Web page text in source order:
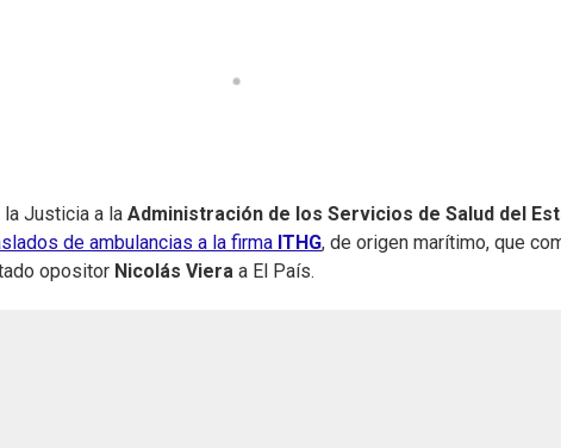
la Justicia a la Administración de los Servicios de Salud del
de ambulancias a la firma ITHG, de origen marítimo, que
opositor Nicolás Viera a El País.